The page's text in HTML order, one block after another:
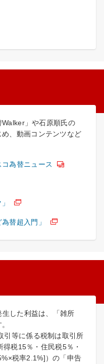
」や石原順氏の
め、動画コンテンツなど
為替ニュース
替超入門」
した利益は、「雑所
引等に係る税制は取引所
税15％・住民税5％・
税率2.1%]）の「申告